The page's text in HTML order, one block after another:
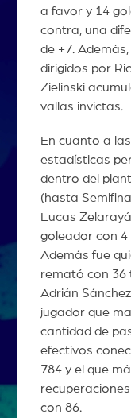
a favor y 14
contra, una
de +7. Además,
dirigidos por
Zielinski
vallas invictas.
En cuanto a las
estadísticas
dentro del
(hasta
Lucas
goleador con
Además fue
remató con 36
Adrián Sánchez
jugador que
cantidad de
efectivos
784 y el que
con 86.